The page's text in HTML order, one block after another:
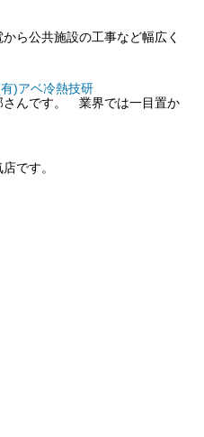
ら公共施設の工事など幅広く
)アベ冷熱技研
さんです。 業界では一目置か
店です。